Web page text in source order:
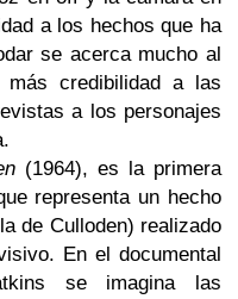
a los hechos que ha
se acerca mucho al
más credibilidad a las
a los personajes
(1964), es la primera
representa un hecho
de Culloden) realizado
En el documental
se imagina las